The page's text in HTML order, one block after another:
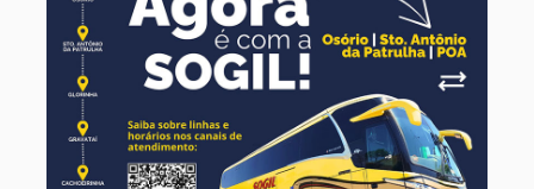
11 de agosto
Terça-Feira 16° 8°
12 de agosto
Quarta-Feira 15° 8°